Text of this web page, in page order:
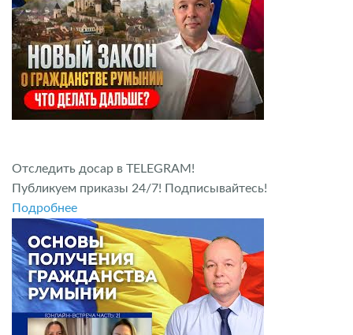
Отследить досар в TELEGRAM!
Публикуем приказы 24/7! Подписывайтесь!
Подробнее